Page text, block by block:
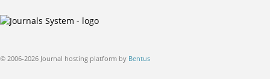
© 2006-2026 Journal hosting platform by Bentus